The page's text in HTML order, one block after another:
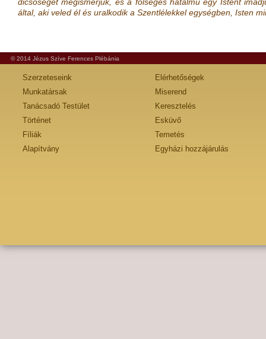
által, aki veled él és uralkodik a Szentlélekkel egységben, Isten
© 2014 Jézus Szíve Ferences Plébánia
Szerzeteseink
Munkatársak
Tanácsadó Testület
Történet
Fíliák
Alapítvány
Elérhetőségek
Miserend
Keresztelés
Esküvő
Temetés
Egyházi hozzájárulás